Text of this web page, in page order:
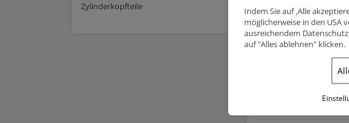
Zylinderkopfteile
Compression
Pin
Fits
Indem Sie auf ‚Alle
möglicherweise in den USA
ausreichendem
auf "Alles ablehnen" klicken.